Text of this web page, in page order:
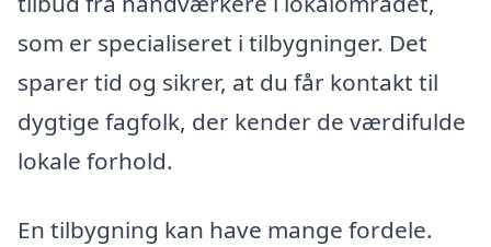
som er specialiseret i tilbygninger. Det
sparer tid og sikrer, at du får kontakt til
dygtige fagfolk, der kender de værdifulde
lokale forhold.
En tilbygning kan have mange fordele.